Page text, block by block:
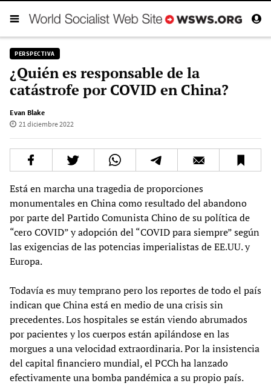
PERSPECTIVA
¿Quién es responsable de la
catástrofe por COVID en China?
Evan Blake
21 diciembre 2022
Está en marcha una tragedia de proporciones
monumentales en China como resultado del abandono
por parte del Partido Comunista Chino de su política de
“cero COVID” y adopción del “COVID para siempre” según
las exigencias de las potencias imperialistas de EE.UU. y
Europa.
Todavía es muy temprano pero los reportes de todo el país
indican que China está en medio de una crisis sin
precedentes. Los hospitales se están viendo abrumados
por pacientes y los cuerpos están apilándose en las
morgues a una velocidad extraordinaria. Por la insistencia
del capital financiero mundial, el PCCh ha lanzado
efectivamente una bomba pandémica a su propio país.